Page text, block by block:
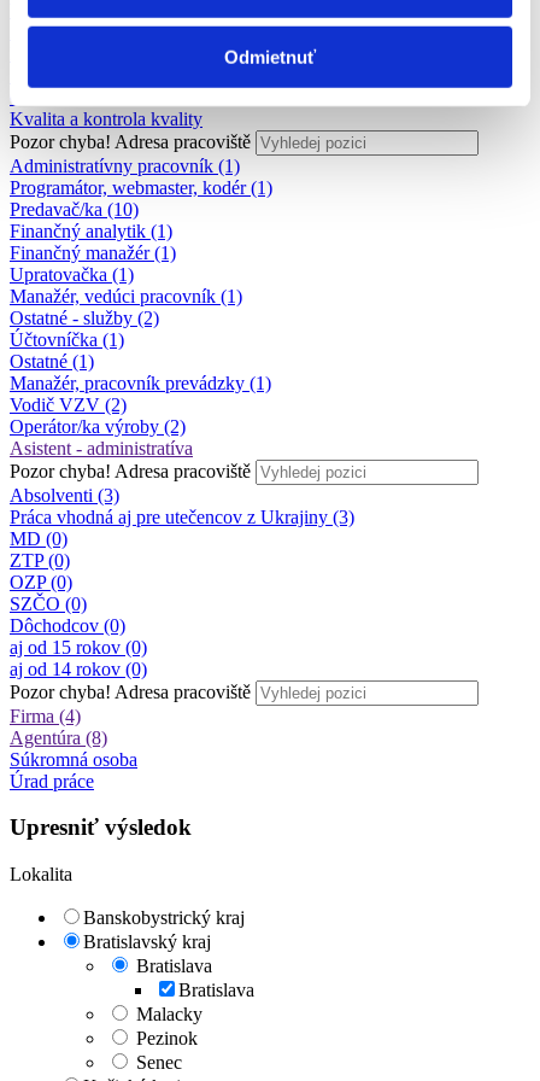
Odmietnuť
Výchova a vzdelávanie
Zdravotníctvo a farmácia
Poľnohospodárstvo a lesníctvo
Ostatné
Kvalita a kontrola kvality
Pozor chyba! Adresa pracoviště
Administratívny pracovník (1)
Programátor, webmaster, kodér (1)
Predavač/ka (10)
Finančný analytik (1)
Finančný manažér (1)
Upratovačka (1)
Manažér, vedúci pracovník (1)
Ostatné - služby (2)
Účtovníčka (1)
Ostatné (1)
Manažér, pracovník prevádzky (1)
Vodič VZV (2)
Operátor/ka výroby (2)
Asistent - administratíva
Pozor chyba! Adresa pracoviště
Absolventi (3)
Práca vhodná aj pre utečencov z Ukrajiny (3)
MD (0)
ZTP (0)
OZP (0)
SZČO (0)
Dôchodcov (0)
aj od 15 rokov (0)
aj od 14 rokov (0)
Pozor chyba! Adresa pracoviště
Firma (4)
Agentúra (8)
Súkromná osoba
Úrad práce
Upresniť výsledok
Lokalita
Banskobystrický kraj
Bratislavský kraj
Bratislava
Bratislava
Malacky
Pezinok
Senec